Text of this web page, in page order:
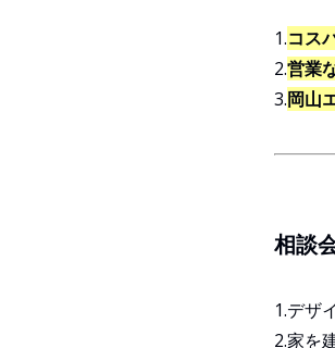
1.コス
2.営業
3.岡山
相談
1.デザ
2.家を